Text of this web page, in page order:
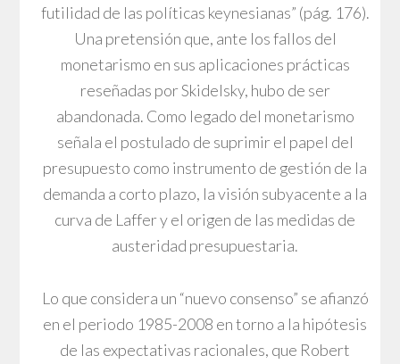
futilidad de las políticas keynesianas” (pág. 176).
Una pretensión que, ante los fallos del
monetarismo en sus aplicaciones prácticas
reseñadas por Skidelsky, hubo de ser
abandonada. Como legado del monetarismo
señala el postulado de suprimir el papel del
presupuesto como instrumento de gestión de la
demanda a corto plazo, la visión subyacente a la
curva de Laffer y el origen de las medidas de
austeridad presupuestaria.
Lo que considera un “nuevo consenso” se afianzó
en el periodo 1985-2008 en torno a la hipótesis
de las expectativas racionales, que Robert